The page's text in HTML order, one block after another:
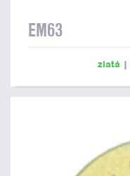
EM63
zlatá |